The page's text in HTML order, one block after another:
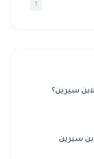
1
سيرين؟
سيرين